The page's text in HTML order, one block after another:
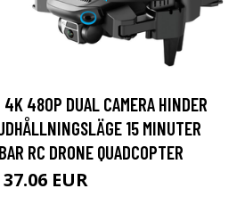
480P DUAL CAMERA HINDER
15 MINUTER
RC DRONE QUADCOPTER
37.06 EUR